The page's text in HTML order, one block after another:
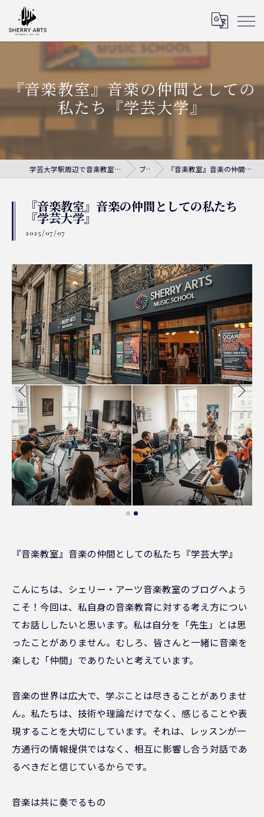
『音楽教室』音楽の仲間としての
私たち『学芸大学』
学芸大学駅周辺で音楽教室ならシェリー・アーツ音楽教室 ブログ 『音楽教室』音楽の仲間としての私たち『学芸大学』
『音楽教室』音楽の仲間としての私たち
『学芸大学』
2025/07/07
『音楽教室』音楽の仲間としての私たち『学芸大学』
こんにちは、シェリー・アーツ音楽教室のブログへよう
こそ！今回は、私自身の音楽教育に対する考え方につい
てお話ししたいと思います。私は自分を「先生」とは思
ったことがありません。むしろ、皆さんと一緒に音楽を
楽しむ「仲間」でありたいと考えています。
音楽の世界は広大で、学ぶことは尽きることがありませ
ん。私たちは、技術や理論だけでなく、感じることや表
現することを大切にしています。それは、レッスンが一
方通行の情報提供ではなく、相互に影響し合う対話であ
るべきだと信じているからです。
音楽は共に奏でるもの